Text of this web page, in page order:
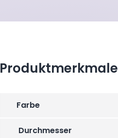
Produktmerkmale
Farbe
Durchmesser